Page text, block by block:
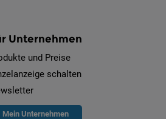
Unternehmen
und Preise
schalten
Mein Unternehmen